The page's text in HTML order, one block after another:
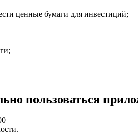
ценные бумаги для инвестиций;
пользоваться